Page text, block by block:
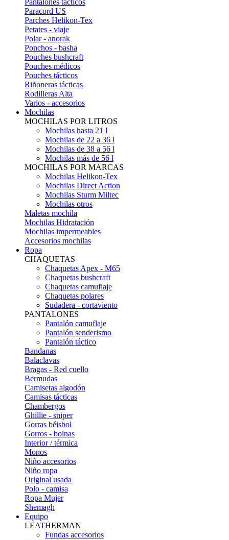
Pantalones tácticos
Paracord US
Parches Helikon-Tex
Petates - viaje
Polar - anorak
Ponchos - basha
Pouches bushcraft
Pouches médicos
Pouches tácticos
Riñoneras tácticas
Rodilleras Alta
Varios - accesorios
Mochilas
MOCHILAS POR LITROS
Mochilas hasta 21 l
Mochilas de 22 a 36 l
Mochilas de 38 a 56 l
Mochilas más de 56 l
MOCHILAS POR MARCAS
Mochilas Helikon-Tex
Mochilas Direct Action
Mochilas Sturm Miltec
Mochilas otros
Maletas mochila
Mochilas Hidratación
Mochilas impermeables
Accesorios mochilas
Ropa
CHAQUETAS
Chaquetas Apex - M65
Chaquetas bushcraft
Chaquetas camuflaje
Chaquetas polares
Sudadera - cortaviento
PANTALONES
Pantalón camuflaje
Pantalón senderismo
Pantalón táctico
Bandanas
Balaclavas
Bragas - Red cuello
Bermudas
Camisetas algodón
Camisas tácticas
Chambergos
Ghillie - sniper
Gorras béisbol
Gorros - boinas
Interior / térmica
Monos
Niño accesorios
Niño ropa
Original usada
Polo - camisa
Ropa Mujer
Shemagh
Equipo
LEATHERMAN
Fundas accesorios